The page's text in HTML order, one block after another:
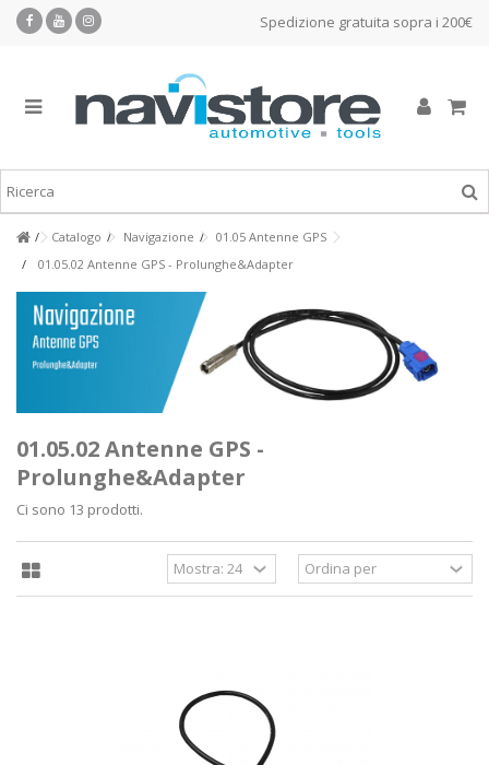
Spedizione gratuita sopra i 200€
Catalogo Navigazione
01.05 Antenne GPS
01.05.02 Antenne GPS - Prolunghe&Adapter
01.05.02 Antenne GPS -
Prolunghe&Adapter
Ci sono 13 prodotti.